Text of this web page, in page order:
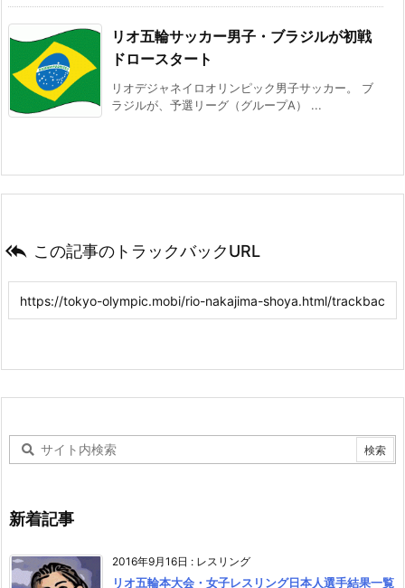
リオ五輪サッカー男子・ブラジルが初戦
ドロースタート
リオデジャネイロオリンピック男子サッカー。 ブ
ラジルが、予選リーグ（グループA） ...
 この記事のトラックバックURL
新着記事
2016年9月16日 : レスリング
リオ五輪本大会・女子レスリング日本人選手結果一覧